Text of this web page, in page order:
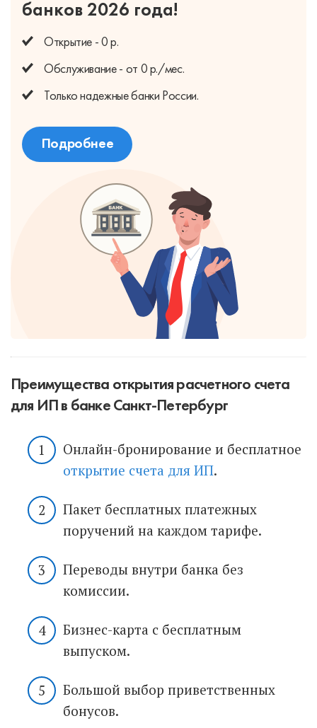
банков 2026 года!
Открытие - 0 р.
Обслуживание - от 0 р./мес.
Только надежные банки России.
Подробнее
Преимущества открытия расчетного счета
для ИП в банке Санкт-Петербург
Онлайн-бронирование и бесплатное
открытие счета для ИП.
Пакет бесплатных платежных
поручений на каждом тарифе.
Переводы внутри банка без
комиссии.
Бизнес-карта с бесплатным
выпуском.
Большой выбор приветственных
бонусов.